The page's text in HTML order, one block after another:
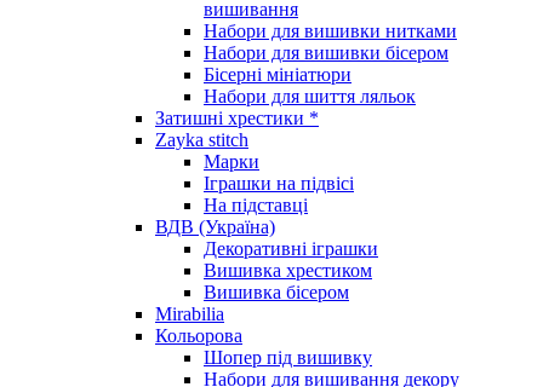
вишивання
Набори для вишивки нитками
Набори для вишивки бісером
Бісерні мініатюри
Набори для шиття ляльок
Затишні хрестики *
Zayka stitch
Марки
Іграшки на підвісі
На підставці
ВДВ (Україна)
Декоративні іграшки
Вишивка хрестиком
Вишивка бісером
Mirabilia
Кольорова
Шопер під вишивку
Набори для вишивання декору